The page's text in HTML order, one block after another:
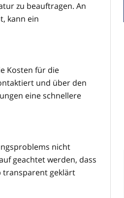
zu beauftragen. An
kann ein
Kosten für die
und über den
eine schnellere
nicht
geachtet werden, dass
transparent geklärt